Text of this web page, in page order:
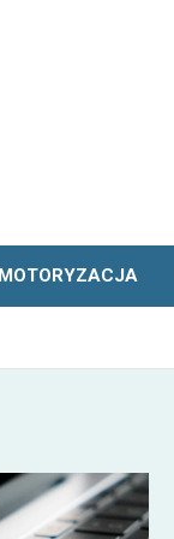
MOTORYZACJA